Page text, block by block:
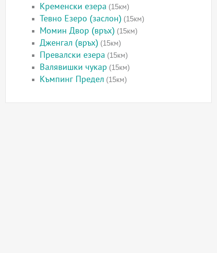
Кременски езера (15км)
Тевно Езеро (заслон) (15км)
Момин Двор (връх) (15км)
Дженгал (връх) (15км)
Превалски езера (15км)
Валявишки чукар (15км)
Къмпинг Предел (15км)